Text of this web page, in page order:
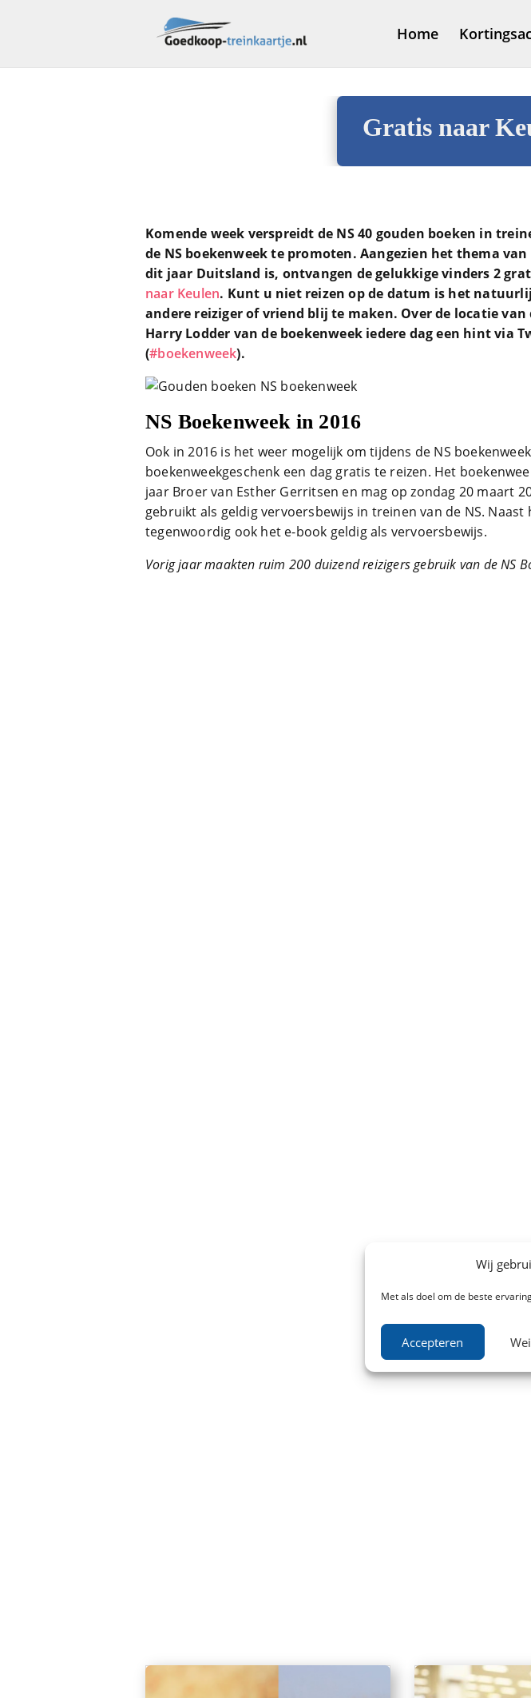
Wij
Met als doel om de beste
Accepteren
Home
Gratis naar
Komende week verspreidt de NS 40 gouden boeken in
de NS boekenweek te promoten. Aangezien het thema
dit jaar Duitsland is, ontvangen de gelukkige vinders 2
naar Keulen. Kunt u niet reizen op de datum is het
andere reiziger of vriend blij te maken. Over de locatie van
Harry Lodder van de boekenweek iedere dag een hint via
(#boekenweek).
NS Boekenweek in 2016
Ook in 2016 is het weer mogelijk om tijdens de NS
boekenweekgeschenk een dag gratis te reizen. Het
jaar Broer van Esther Gerritsen en mag op zondag 20 maart
gebruikt als geldig vervoersbewijs in treinen van de NS. Naast
tegenwoordig ook het e-book geldig als vervoersbewijs.
Vorig jaar maakten ruim 200 duizend reizigers gebruik van de NS